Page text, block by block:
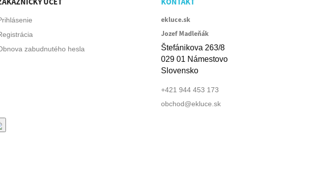
zabudnutého hesla
ekluce.sk
Jozef Madleňák
Štefánikova 263/8
029 01 Námestovo
Slovensko
+421 944 453 173
obchod@ekluce.sk